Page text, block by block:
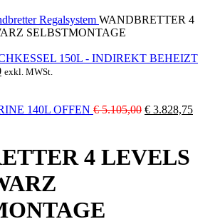
Regalsystem WANDBRETTER 4
SELBSTMONTAGE
150L - INDIREKT BEHEIZT
Aktueller
€ 5.268,00.
exkl. MWSt.
140L OFFEN €5.105,00 Ursprünglicher
€ 5.105,00
€ 3.828,75
4 LEVELS